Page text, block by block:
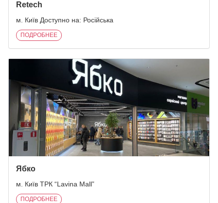
Retech
м. Київ Доступно на: Російська
ПОДРОБНЕЕ
Ябко
м. Київ ТРК “Lavina Mall”
ПОДРОБНЕЕ